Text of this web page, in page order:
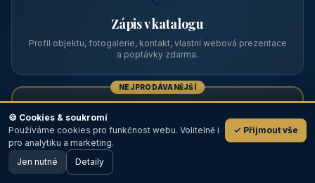
Zápis v katalogu
Profil objektu, fotogalerie, kontakt, vlastní webová prezentace
a poptávky zdarma.
NEJPRODÁVANĚJŠÍ
Prémiový partner
TOP pozice na titulce, přednost ve výpisech, zlatý odznak a
💬
🖥️ Desktop verze
🍪 Cookies & soukromí
Používáme cookies pro funkčnost webu. Volitelně i
pro analytiku a marketing.
✓ Přijmout vše
Jen nutné Detaily